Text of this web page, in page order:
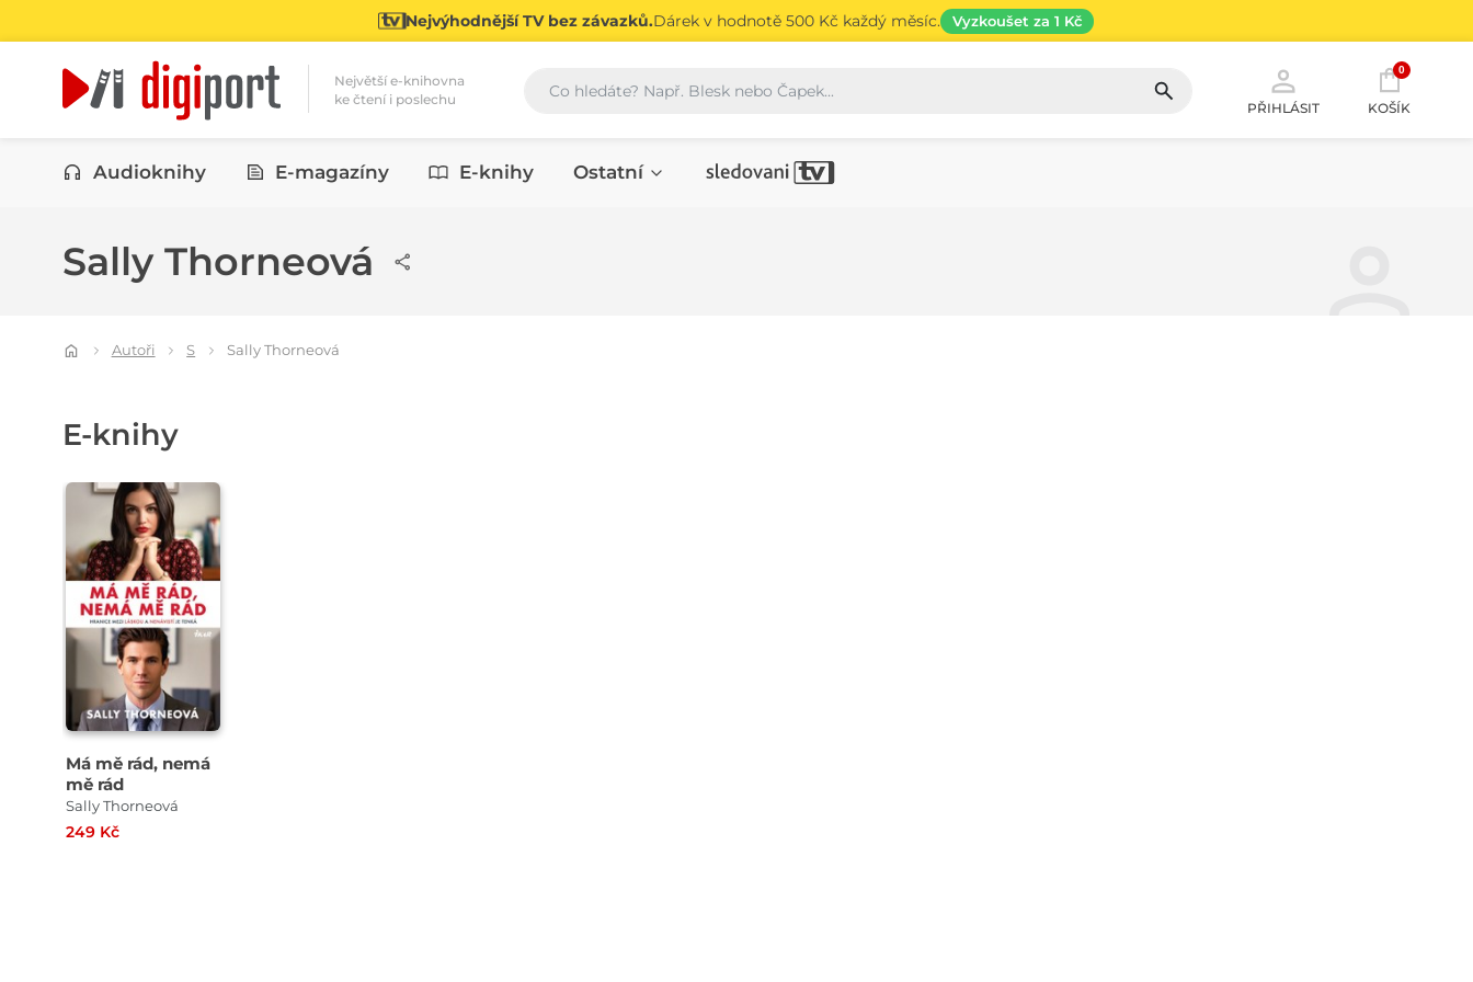
Nejvýhodnější TV bez závazků.Dárek v hodnotě 500 Kč každý měsíc. Vyzkoušet za 1 Kč
Největší e-knihovna
ke čtení i poslechu
Vyhledávání
PŘIHLÁSIT
0
KOŠÍK
Kategorie
Audioknihy E-magazíny E-knihy Ostatní
Sally Thorneová
Autoři S Sally Thorneová
E-knihy
Má mě rád, nemá
mě rád
Sally Thorneová
249 Kč